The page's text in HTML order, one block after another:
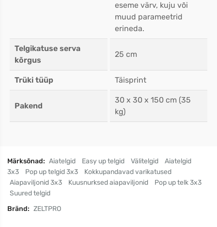
eseme värv, kuju või
muud parameetrid
erineda.
Telgikatuse serva
kõrgus
25 cm
Trüki tüüp Täisprint
Pakend
30 x 30 x 150 cm (35
kg)
Märksõnad: Aiatelgid Easy up telgid Välitelgid
Aiatelgid
3x3
Pop up telgid 3x3
Kokkupandavad varikatused
Aiapaviljonid 3x3
Kuusnurksed aiapaviljonid
Pop up telk 3x3
Suured telgid
Bränd: ZELTPRO